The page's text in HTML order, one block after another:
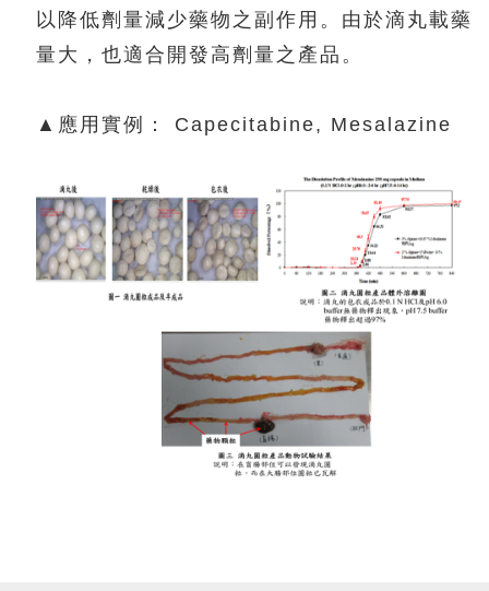
以降低劑量減少藥物之副作用。由於滴丸載藥
量大，也適合開發高劑量之產品。
▲應用實例： Capecitabine, Mesalazine